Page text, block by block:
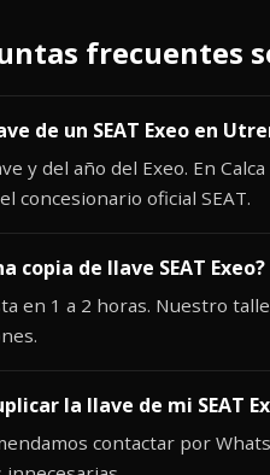
frecuentes
de un SEAT Exeo en
y del año del Exeo. En
concesionario oficial SEAT.
copia de llave SEAT Exeo?
en 1 a 2 horas. Nuestro
la llave de mi SEAT
contactar por